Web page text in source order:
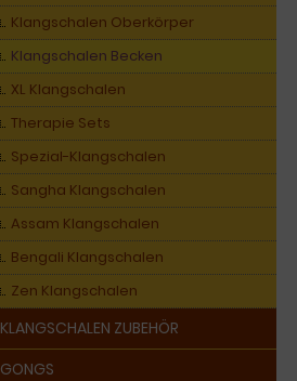
Klangschalen Oberkörper
Klangschalen Becken
XL Klangschalen
Therapie Sets
Spezial-Klangschalen
Sangha Klangschalen
Assam Klangschalen
Bengali Klangschalen
Zen Klangschalen
KLANGSCHALEN ZUBEHÖR
GONGS